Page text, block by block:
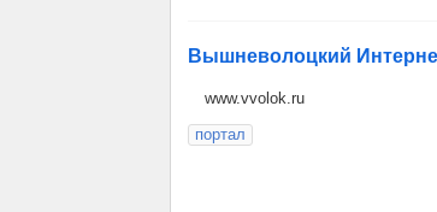
Вышневолоцкий
www.vvolok.ru
портал